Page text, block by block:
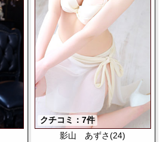
クチコミ：7件
影山 あずさ(24)